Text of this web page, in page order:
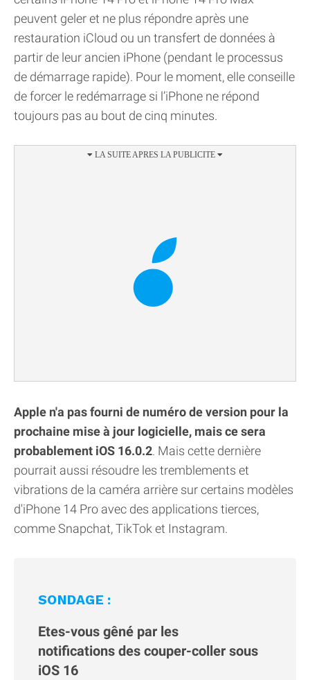
peuvent geler et ne plus répondre après une
restauration iCloud ou un transfert de données à
partir de leur ancien iPhone (pendant le processus
de démarrage rapide). Pour le moment, elle conseille
de forcer le redémarrage si l’iPhone ne répond
toujours pas au bout de cinq minutes.
Apple n'a pas fourni de numéro de version pour la
prochaine mise à jour logicielle, mais ce sera
probablement iOS 16.0.2. Mais cette dernière
pourrait aussi résoudre les tremblements et
vibrations de la caméra arrière sur certains modèles
d'iPhone 14 Pro avec des applications tierces,
comme Snapchat, TikTok et Instagram.
SONDAGE :
Etes-vous gêné par les
notifications des couper-coller sous
iOS 16